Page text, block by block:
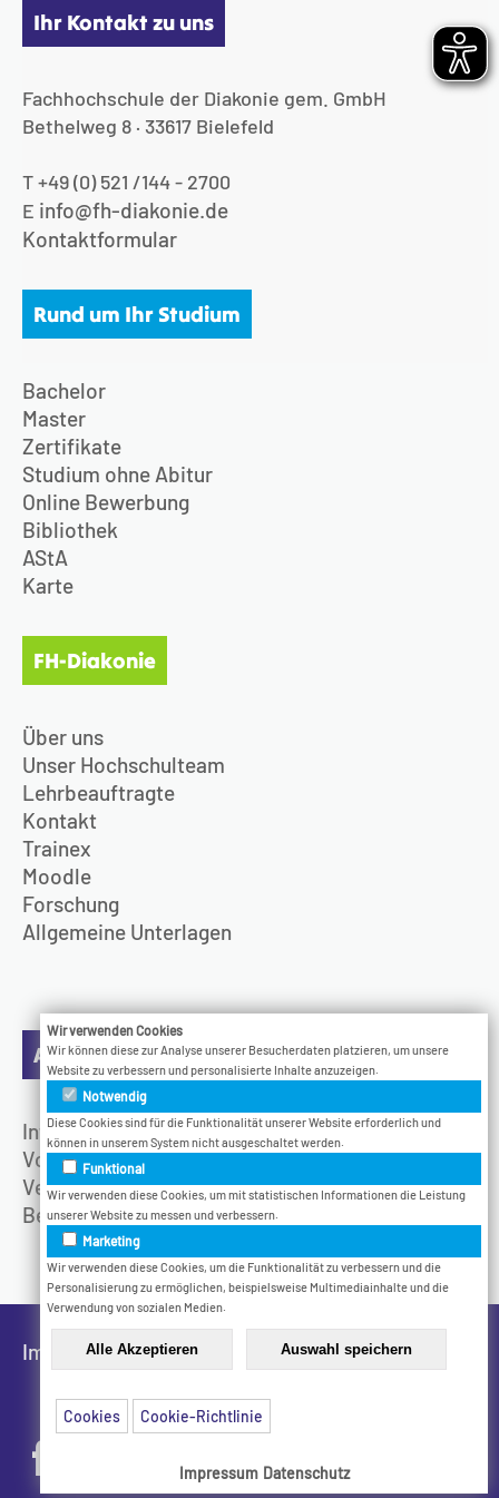
Ihr Kontakt zu uns
Fachhochschule der Diakonie gem. GmbH
Bethelweg 8 · 33617 Bielefeld
T +49 (0) 521 /144 - 2700
E info@fh-diakonie.de
Kontaktformular
Rund um Ihr Studium
Bachelor
Master
Zertifikate
Studium ohne Abitur
Online Bewerbung
Bibliothek
AStA
Karte
FH-Diakonie
Über uns
Unser Hochschulteam
Lehrbeauftragte
Kontakt
Trainex
Moodle
Forschung
Allgemeine Unterlagen
Aktuelles
Infotage
Vodcast
Veranstaltungen
Bethel.Jetzt
Impressum Datenschutz
Wir verwenden Cookies
Wir können diese zur Analyse unserer Besucherdaten platzieren, um unsere
Website zu verbessern und personalisierte Inhalte anzuzeigen.
Notwendig
Diese Cookies sind für die Funktionalität unserer Website erforderlich und
können in unserem System nicht ausgeschaltet werden.
Funktional
Wir verwenden diese Cookies, um mit statistischen Informationen die Leistung
unserer Website zu messen und verbessern.
Marketing
Wir verwenden diese Cookies, um die Funktionalität zu verbessern und die
Personalisierung zu ermöglichen, beispielsweise Multimediainhalte und die
Verwendung von sozialen Medien.
Cookies Cookie-Richtlinie
Impressum Datenschutz